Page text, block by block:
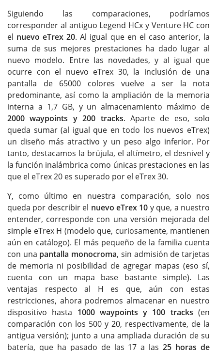
Siguiendo las comparaciones, podríamos
corresponder al antiguo Legend HCx y Venture HC con
el nuevo eTrex 20. Al igual que en el caso anterior, la
suma de sus mejores prestaciones ha dado lugar al
nuevo modelo. Entre las novedades, y al igual que
ocurre con el nuevo eTrex 30, la inclusión de una
pantalla de 65000 colores vuelve a ser la nota
predominante, así como la ampliación de la memoria
interna a 1,7 GB, y un almacenamiento máximo de
2000 waypoints y 200 tracks. Aparte de eso, solo
queda sumar (al igual que en todo los nuevos eTrex)
un diseño más atractivo y un peso algo inferior. Por
tanto, destacamos la brújula, el altímetro, el desnivel y
la función inalámbrica como únicas prestaciones en las
que el eTrex 20 es superado por el eTrex 30.
Y, como último en nuestra comparación, solo nos
queda por describir el nuevo eTrex 10 y que, a nuestro
entender, corresponde con una versión mejorada del
simple eTrex H (modelo que, curiosamente, mantienen
aún en catálogo). El más pequeño de la familia cuenta
con una pantalla monocroma, sin admisión de tarjetas
de memoria ni posibilidad de agregar mapas (eso sí,
cuenta con un mapa base bastante simple). Las
ventajas respecto al H es que, aún con estas
restricciones, ahora podremos almacenar en nuestro
dispositivo hasta 1000 waypoints y 100 tracks (en
comparación con los 500 y 20, respectivamente, de la
antigua versión); junto a una ampliada duración de su
batería, que ha pasado de las 17 a las25 horas de